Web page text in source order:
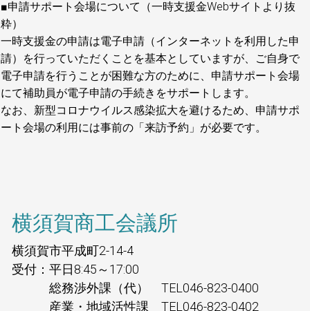
■申請サポート会場について（一時支援金Webサイトより抜
粋）
一時支援金の申請は電子申請（インターネットを利用した申
請）を行っていただくことを基本としていますが、ご自身で
電子申請を行うことが困難な方のために、申請サポート会場
にて補助員が電子申請の手続きをサポートします。
なお、新型コロナウイルス感染拡大を避けるため、申請サポ
ート会場の利用には事前の「来訪予約」が必要です。
横須賀商工会議所
横須賀市平成町2-14-4
受付：平日8:45～17:00
総務渉外課（代） TEL046-823-0400
産業・地域活性課 TEL046-823-0402